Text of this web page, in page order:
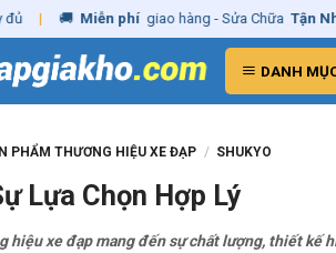
| 🚚 Miễn phí giao hàng - Sửa Chữa Tận Nhà
DANH
PHẨM THƯƠNG HIỆU XE ĐẠP / SHUKYO
Lựa Chọn Hợp Lý
hiệu xe đạp mang đến sự chất lượng, thiết kế